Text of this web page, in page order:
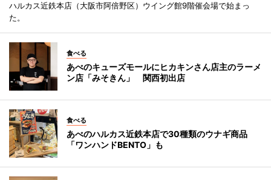
ハルカス近鉄本店（大阪市阿倍野区）ウイング館9階催会場で始まっ
た。
食べる
あべのキューズモールにヒカキンさん店主のラーメ
ン店「みそきん」 関西初出店
食べる
あべのハルカス近鉄本店で30種類のウナギ商品
「ワンハンドBENTO」も